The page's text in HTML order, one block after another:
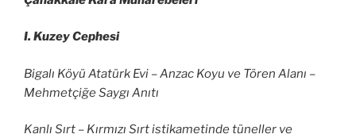
I. Kuzey Cephesi
Bigalı Köyü Atatürk Evi – Anzac Koyu ve Tören Alanı –
Mehmetçiğe Saygı Anıtı
Kanlı Sırt – Kırmızı Sırt istikametinde tüneller ve